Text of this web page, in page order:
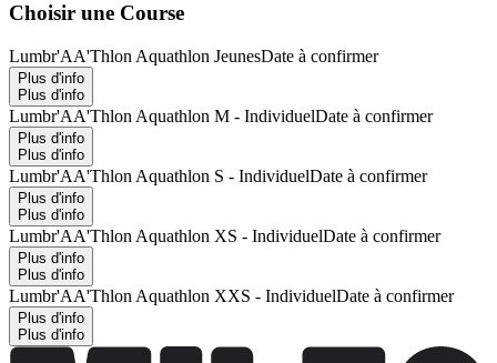
Choisir une Course
Lumbr'AA'Thlon Aquathlon JeunesDate à confirmer
Plus d'info
Plus d'info
Lumbr'AA'Thlon Aquathlon M - IndividuelDate à confirmer
Plus d'info
Plus d'info
Lumbr'AA'Thlon Aquathlon S - IndividuelDate à confirmer
Plus d'info
Plus d'info
Lumbr'AA'Thlon Aquathlon XS - IndividuelDate à confirmer
Plus d'info
Plus d'info
Lumbr'AA'Thlon Aquathlon XXS - IndividuelDate à confirmer
Plus d'info
Plus d'info